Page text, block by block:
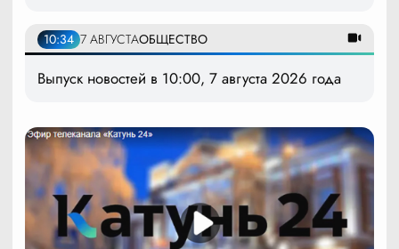
10:34 7 АВГУСТАОБЩЕСТВО
Выпуск новостей в 10:00, 7 августа 2026 года